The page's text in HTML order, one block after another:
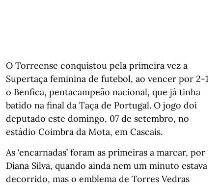
O Torreense conquistou pela primeira vez a
Supertaça feminina de futebol, ao vencer por 2-1
o Benfica, pentacampeão nacional, que já tinha
batido na final da Taça de Portugal. O jogo doi
deputado este domingo, 07 de setembro, no
estádio Coimbra da Mota, em Cascais.
As ‘encarnadas’ foram as primeiras a marcar, por
Diana Silva, quando ainda nem um minuto estava
decorrido, mas o emblema de Torres Vedras